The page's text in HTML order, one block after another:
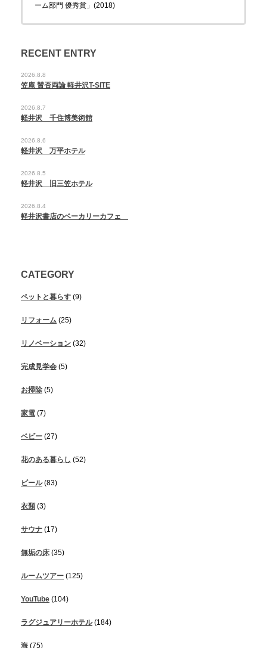
ーム部門 優秀賞」(2018)
RECENT ENTRY
2026.8.8
笠庵 賛否両論 軽井沢T-SITE
2026.8.7
軽井沢 千住博美術館
2026.8.6
軽井沢 万平ホテル
2026.8.5
軽井沢 旧三笠ホテル
2026.8.4
軽井沢書店のベーカリーカフェ
CATEGORY
ペットと暮らす (9)
リフォーム (25)
リノベーション (32)
完成見学会 (5)
お掃除 (5)
家電 (7)
ベビー (27)
花のある暮らし (52)
ビール(83)
衣類 (3)
サウナ (17)
無垢の床 (35)
ルームツアー (125)
YouTube (104)
ラグジュアリーホテル(184)
海 (75)